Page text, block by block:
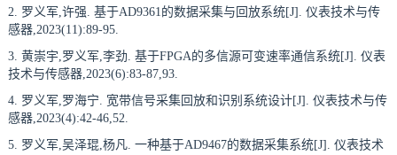
2. 罗义军,许强. 基于AD9361的数据采集与回放系统[J]. 仪表技术与传
感器,2023(11):89-95.
3. 黄崇宇,罗义军,李劲. 基于FPGA的多信源可变速率通信系统[J]. 仪表
技术与传感器,2023(6):83-87,93.
4. 罗义军,罗海宁. 宽带信号采集回放和识别系统设计[J]. 仪表技术与传
感器,2023(4):42-46,52.
5. 罗义军,吴泽琨,杨凡. 一种基于AD9467的数据采集系统[J]. 仪表技术